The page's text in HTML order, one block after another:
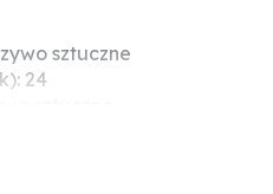
sztuczne
24